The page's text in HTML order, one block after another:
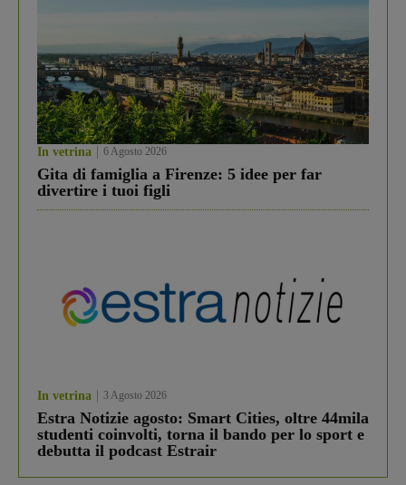
In vetrina 6 Agosto 2026
Gita di famiglia a Firenze: 5 idee per far
divertire i tuoi figli
In vetrina 3 Agosto 2026
Estra Notizie agosto: Smart Cities, oltre 44mila
studenti coinvolti, torna il bando per lo sport e
debutta il podcast Estrair